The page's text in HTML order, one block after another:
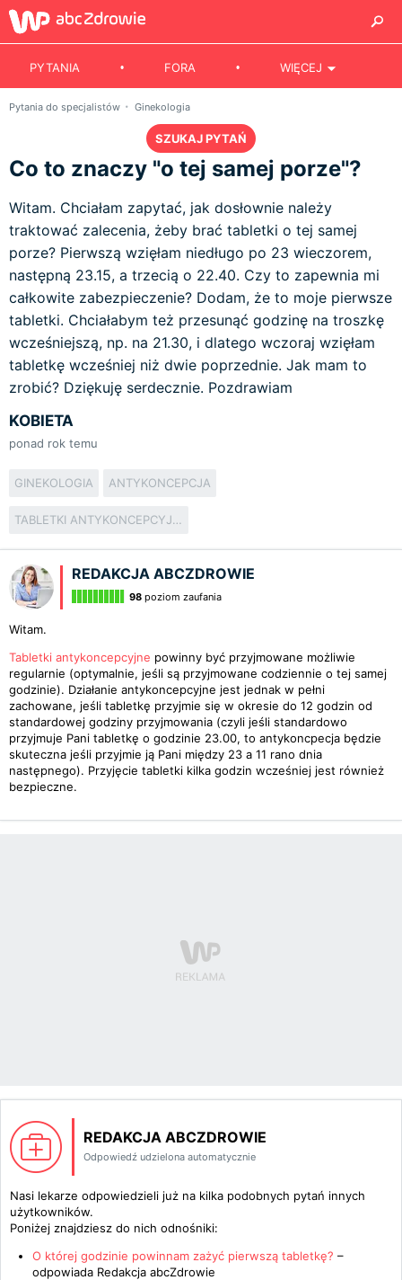
PYTANIA FORA WIĘCEJ
Pytania do specjalistów Ginekologia
SZUKAJ PYTAŃ
Co to znaczy "o tej samej porze"?
Witam. Chciałam zapytać, jak dosłownie należy
traktować zalecenia, żeby brać tabletki o tej samej
porze? Pierwszą wzięłam niedługo po 23 wieczorem,
następną 23.15, a trzecią o 22.40. Czy to zapewnia mi
całkowite zabezpieczenie? Dodam, że to moje pierwsze
tabletki. Chciałabym też przesunąć godzinę na troszkę
wcześniejszą, np. na 21.30, i dlatego wczoraj wzięłam
tabletkę wcześniej niż dwie poprzednie. Jak mam to
zrobić? Dziękuję serdecznie. Pozdrawiam
KOBIETA
ponad rok temu
GINEKOLOGIA ANTYKONCEPCJA
TABLETKI ANTYKONCEPCYJNE
REDAKCJA ABCZDROWIE
98 poziom zaufania
Witam.
Tabletki antykoncepcyjne powinny być przyjmowane możliwie
regularnie (optymalnie, jeśli są przyjmowane codziennie o tej samej
godzinie). Działanie antykoncepcyjne jest jednak w pełni
zachowane, jeśli tabletkę przyjmie się w okresie do 12 godzin od
standardowej godziny przyjmowania (czyli jeśli standardowo
przyjmuje Pani tabletkę o godzinie 23.00, to antykoncpecja będzie
skuteczna jeśli przyjmie ją Pani między 23 a 11 rano dnia
następnego). Przyjęcie tabletki kilka godzin wcześniej jest również
bezpieczne.
REDAKCJA ABCZDROWIE
Odpowiedź udzielona automatycznie
Nasi lekarze odpowiedzieli już na kilka podobnych pytań innych
użytkowników.
Poniżej znajdziesz do nich odnośniki:
O której godzinie powinnam zażyć pierwszą tabletkę? –
odpowiada Redakcja abcZdrowie